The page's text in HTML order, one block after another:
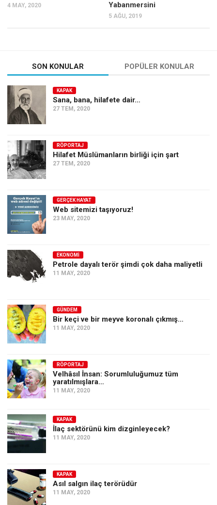
4 MAY, 2020
Yabanmersini
5 AĞU, 2019
SON KONULAR POPÜLER KONULAR
KAPAK
Sana, bana, hilafete dair…
27 TEM, 2020
RÖPORTAJ
Hilafet Müslümanların birliği için şart
27 TEM, 2020
GERÇEK HAYAT
Web sitemizi taşıyoruz!
23 MAY, 2020
EKONOMI
Petrole dayalı terör şimdi çok daha maliyetli
11 MAY, 2020
GÜNDEM
Bir keçi ve bir meyve koronalı çıkmış…
11 MAY, 2020
RÖPORTAJ
Velhâsıl İnsan: Sorumluluğumuz tüm
yaratılmışlara…
11 MAY, 2020
KAPAK
İlaç sektörünü kim dizginleyecek?
11 MAY, 2020
KAPAK
Asıl salgın ilaç terörüdür
11 MAY, 2020